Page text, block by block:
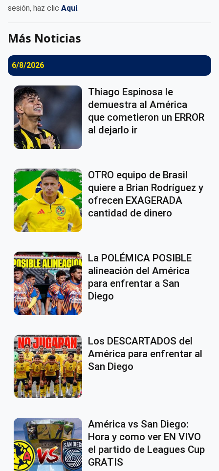
sesión, haz clic Aqui.
Más Noticias
6/8/2026
Thiago Espinosa le
demuestra al América
que cometieron un ERROR
al dejarlo ir
OTRO equipo de Brasil
quiere a Brian Rodríguez y
ofrecen EXAGERADA
cantidad de dinero
La POLÉMICA POSIBLE
alineación del América
para enfrentar a San
Diego
Los DESCARTADOS del
América para enfrentar al
San Diego
América vs San Diego:
Hora y como ver EN VIVO
el partido de Leagues Cup
GRATIS